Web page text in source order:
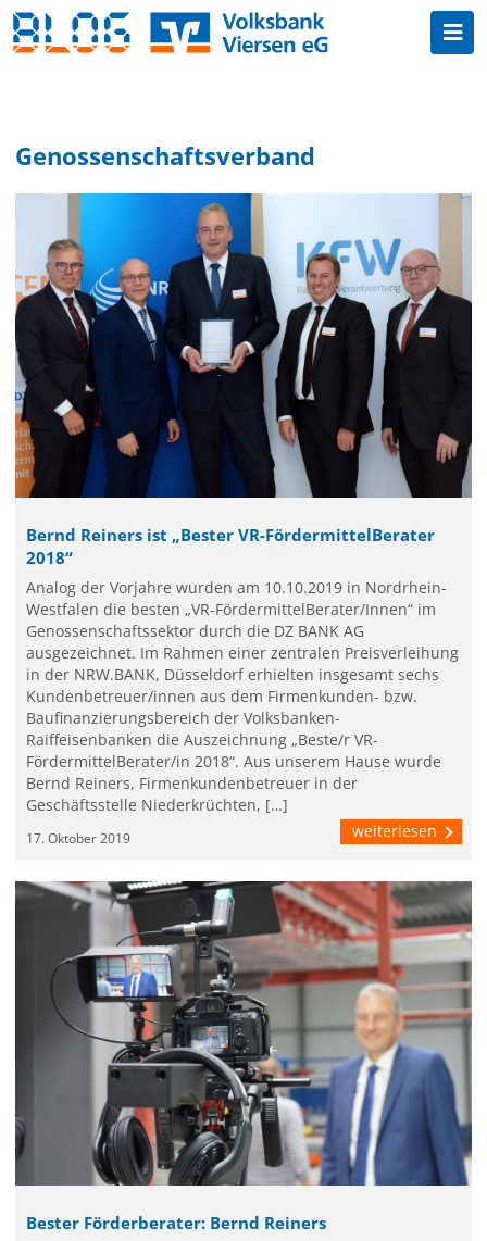
Genossenschaftsverband
Bernd Reiners ist „Bester VR-FördermittelBerater
2018“
Analog der Vorjahre wurden am 10.10.2019 in Nordrhein-
Westfalen die besten „VR-FördermittelBerater/Innen“ im
Genossenschaftssektor durch die DZ BANK AG
ausgezeichnet. Im Rahmen einer zentralen Preisverleihung
in der NRW.BANK, Düsseldorf erhielten insgesamt sechs
Kundenbetreuer/innen aus dem Firmenkunden- bzw.
Baufinanzierungsbereich der Volksbanken-
Raiffeisenbanken die Auszeichnung „Beste/r VR-
FördermittelBerater/in 2018“. Aus unserem Hause wurde
Bernd Reiners, Firmenkundenbetreuer in der
Geschäftsstelle Niederkrüchten, […]
17. Oktober 2019 weiterlesen
Bester Förderberater: Bernd Reiners